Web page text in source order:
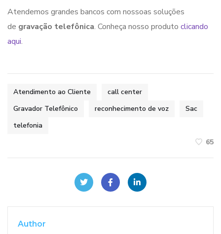
Atendemos grandes bancos com nossoas soluções
de gravação telefônica. Conheça nosso produto clicando
aqui.
Atendimento ao Cliente
call center
Gravador Telefônico
reconhecimento de voz
Sac
telefonia
65
Author